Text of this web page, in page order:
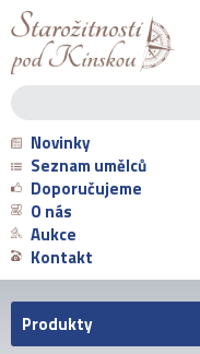
Novinky
Seznam umělců
Doporučujeme
O nás
Aukce
Kontakt
Produkty